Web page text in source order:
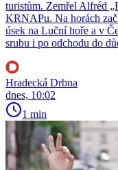
turistům. Zemřel Alfréd
KRNAPu. Na horách
úsek na Luční hoře a v
srubu i po odchodu do
Hradecká Drbna
dnes, 10:02
1 min